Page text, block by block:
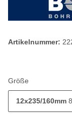
Artikelnummer:
Größe
12x235/160mm